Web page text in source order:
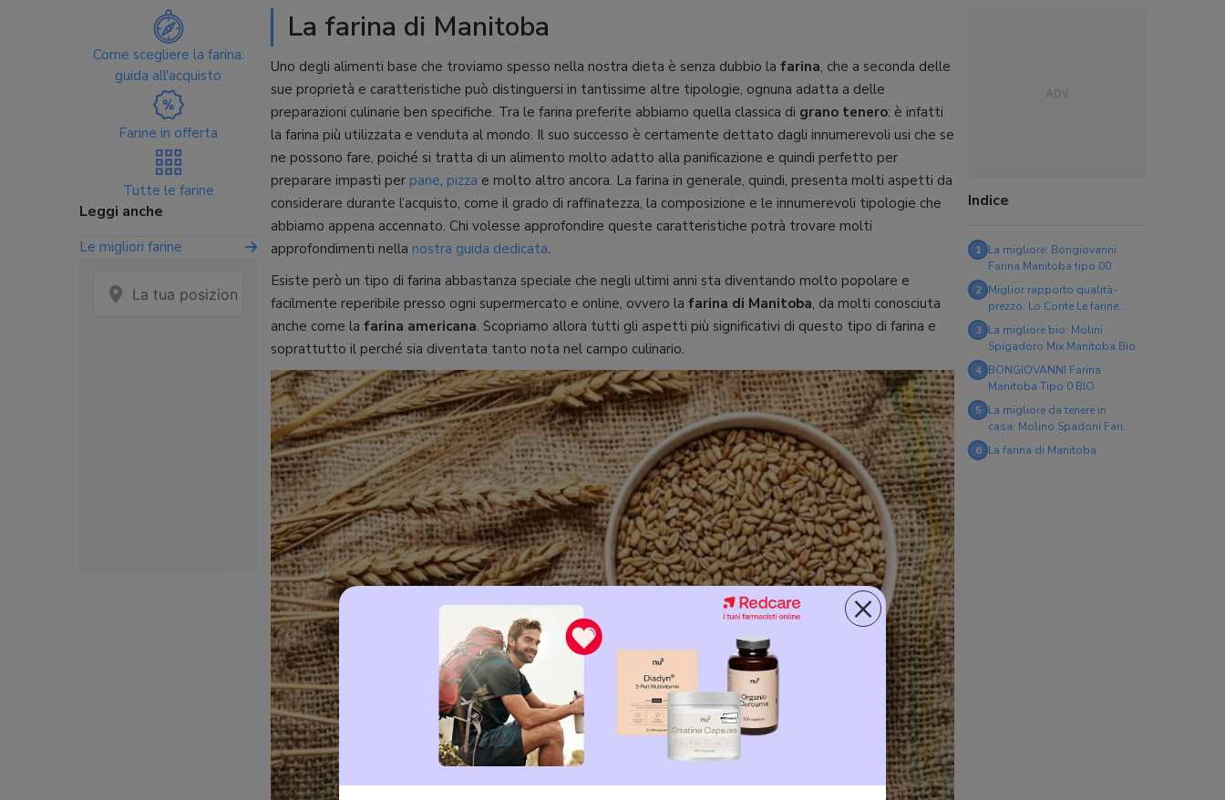
Indice
1 La migliore: Bongiovanni
Farina Manitoba tipo 00
2 Miglior rapporto qualità-
prezzo: Lo Conte Le farine
magiche Manitoba 100%
3 La migliore bio: Molini
Spigadoro Mix Manitoba Bio
4 BONGIOVANNI Farina
Manitoba Tipo 0 BIO
5 La migliore da tenere in
casa: Molino Spadoni Farina
d'America
6 La farina di Manitoba
La farina di Manitoba
Uno degli alimenti base che troviamo spesso nella nostra dieta è senza dubbio la farina, che a seconda delle
sue proprietà e caratteristiche può distinguersi in tantissime altre tipologie, ognuna adatta a delle
preparazioni culinarie ben specifiche. Tra le farina preferite abbiamo quella classica di grano tenero: è infatti
la farina più utilizzata e venduta al mondo. Il suo successo è certamente dettato dagli innumerevoli usi che se
ne possono fare, poiché si tratta di un alimento molto adatto alla panificazione e quindi perfetto per
preparare impasti per pane, pizza e molto altro ancora. La farina in generale, quindi, presenta molti aspetti da
considerare durante l’acquisto, come il grado di raffinatezza, la composizione e le innumerevoli tipologie che
abbiamo appena accennato. Chi volesse approfondire queste caratteristiche potrà trovare molti
approfondimenti nella nostra guida dedicata.
Esiste però un tipo di farina abbastanza speciale che negli ultimi anni sta diventando molto popolare e
facilmente reperibile presso ogni supermercato e online, ovvero la farina di Manitoba, da molti conosciuta
anche come la farina americana. Scopriamo allora tutti gli aspetti più significativi di questo tipo di farina e
soprattutto il perché sia diventata tanto nota nel campo culinario.
Come scegliere la farina:
guida all'acquisto
Farine in offerta
Tutte le farine
Leggi anche
Le migliori farine
×